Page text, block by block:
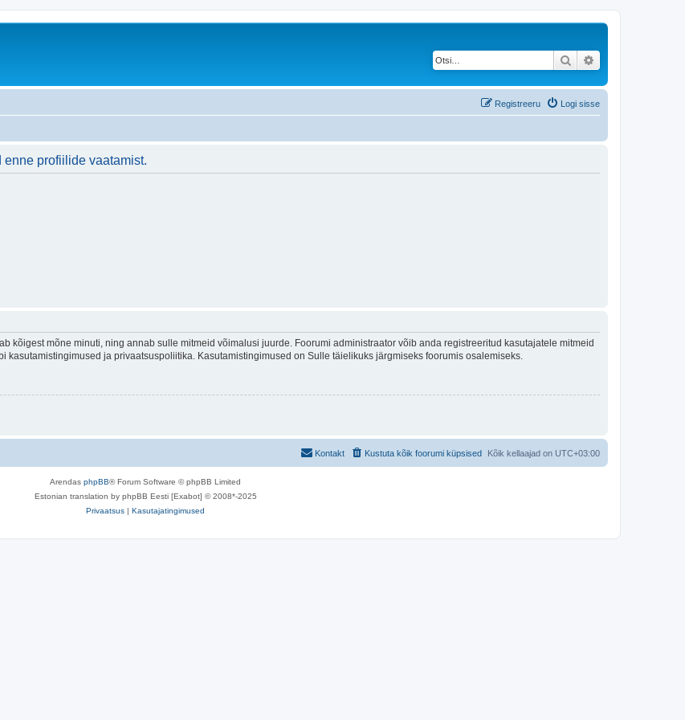
Otsi
Logi sisse
Registreeru
profiilide vaatamist.
kõigest mõne minuti, ning annab sulle mitmeid võimalusi juurde. Foorumi administraator võib anda registreeritud kasutajatele mitmeid
ja privaatsuspoliitika. Kasutamistingimused on Sulle täielikuks järgmiseks foorumis osalemiseks.
Kõik kellaajad on UTC+03:00
Kustuta kõik foorumi küpsised
Kontakt
Arendas phpBB® Forum Software © phpBB Limited
Estonian translation by phpBB Eesti [Exabot] © 2008*-2025
Privaatsus | Kasutajatingimused